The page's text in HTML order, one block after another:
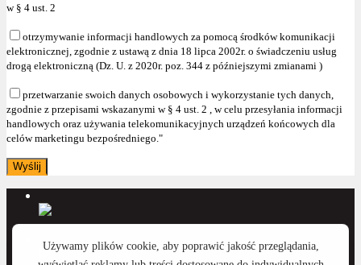
w § 4 ust. 2
otrzymywanie informacji handlowych za pomocą środków komunikacji
elektronicznej, zgodnie z ustawą z dnia 18 lipca 2002r. o świadczeniu usług
drogą elektroniczną (Dz. U. z 2020r. poz. 344 z późniejszymi zmianami )
przetwarzanie swoich danych osobowych i wykorzystanie tych danych,
zgodnie z przepisami wskazanymi w § 4 ust. 2 , w celu przesyłania informacji
handlowych oraz używania telekomunikacyjnych urządzeń końcowych dla
celów marketingu bezpośredniego."